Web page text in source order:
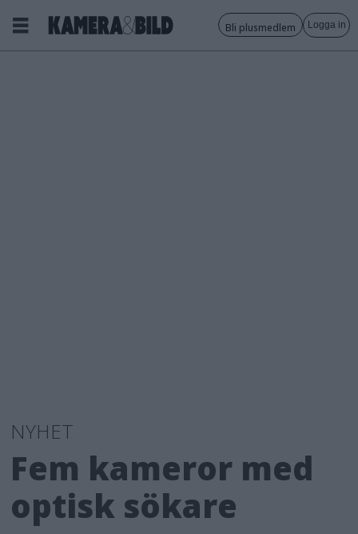
Bli plusmedlem Logga in
NYHET
Fem kameror med
optisk sökare